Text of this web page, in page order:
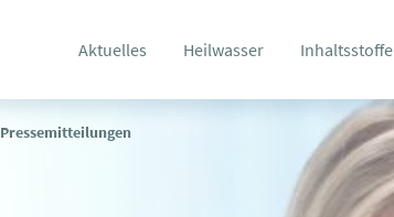
Aktuelles Heilwasser Inhaltsstoffe
Pressemitteilungen